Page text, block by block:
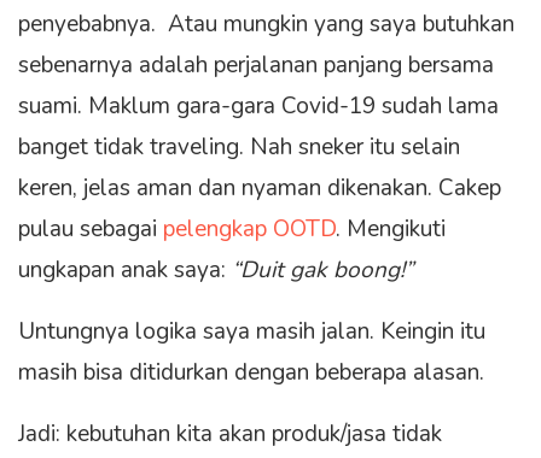
penyebabnya. Atau mungkin yang saya butuhkan
sebenarnya adalah perjalanan panjang bersama
suami. Maklum gara-gara Covid-19 sudah lama
banget tidak traveling. Nah sneker itu selain
keren, jelas aman dan nyaman dikenakan. Cakep
pulau sebagai pelengkap OOTD. Mengikuti
ungkapan anak saya: “Duit gak boong!”
Untungnya logika saya masih jalan. Keingin itu
masih bisa ditidurkan dengan beberapa alasan.
Jadi: kebutuhan kita akan produk/jasa tidak